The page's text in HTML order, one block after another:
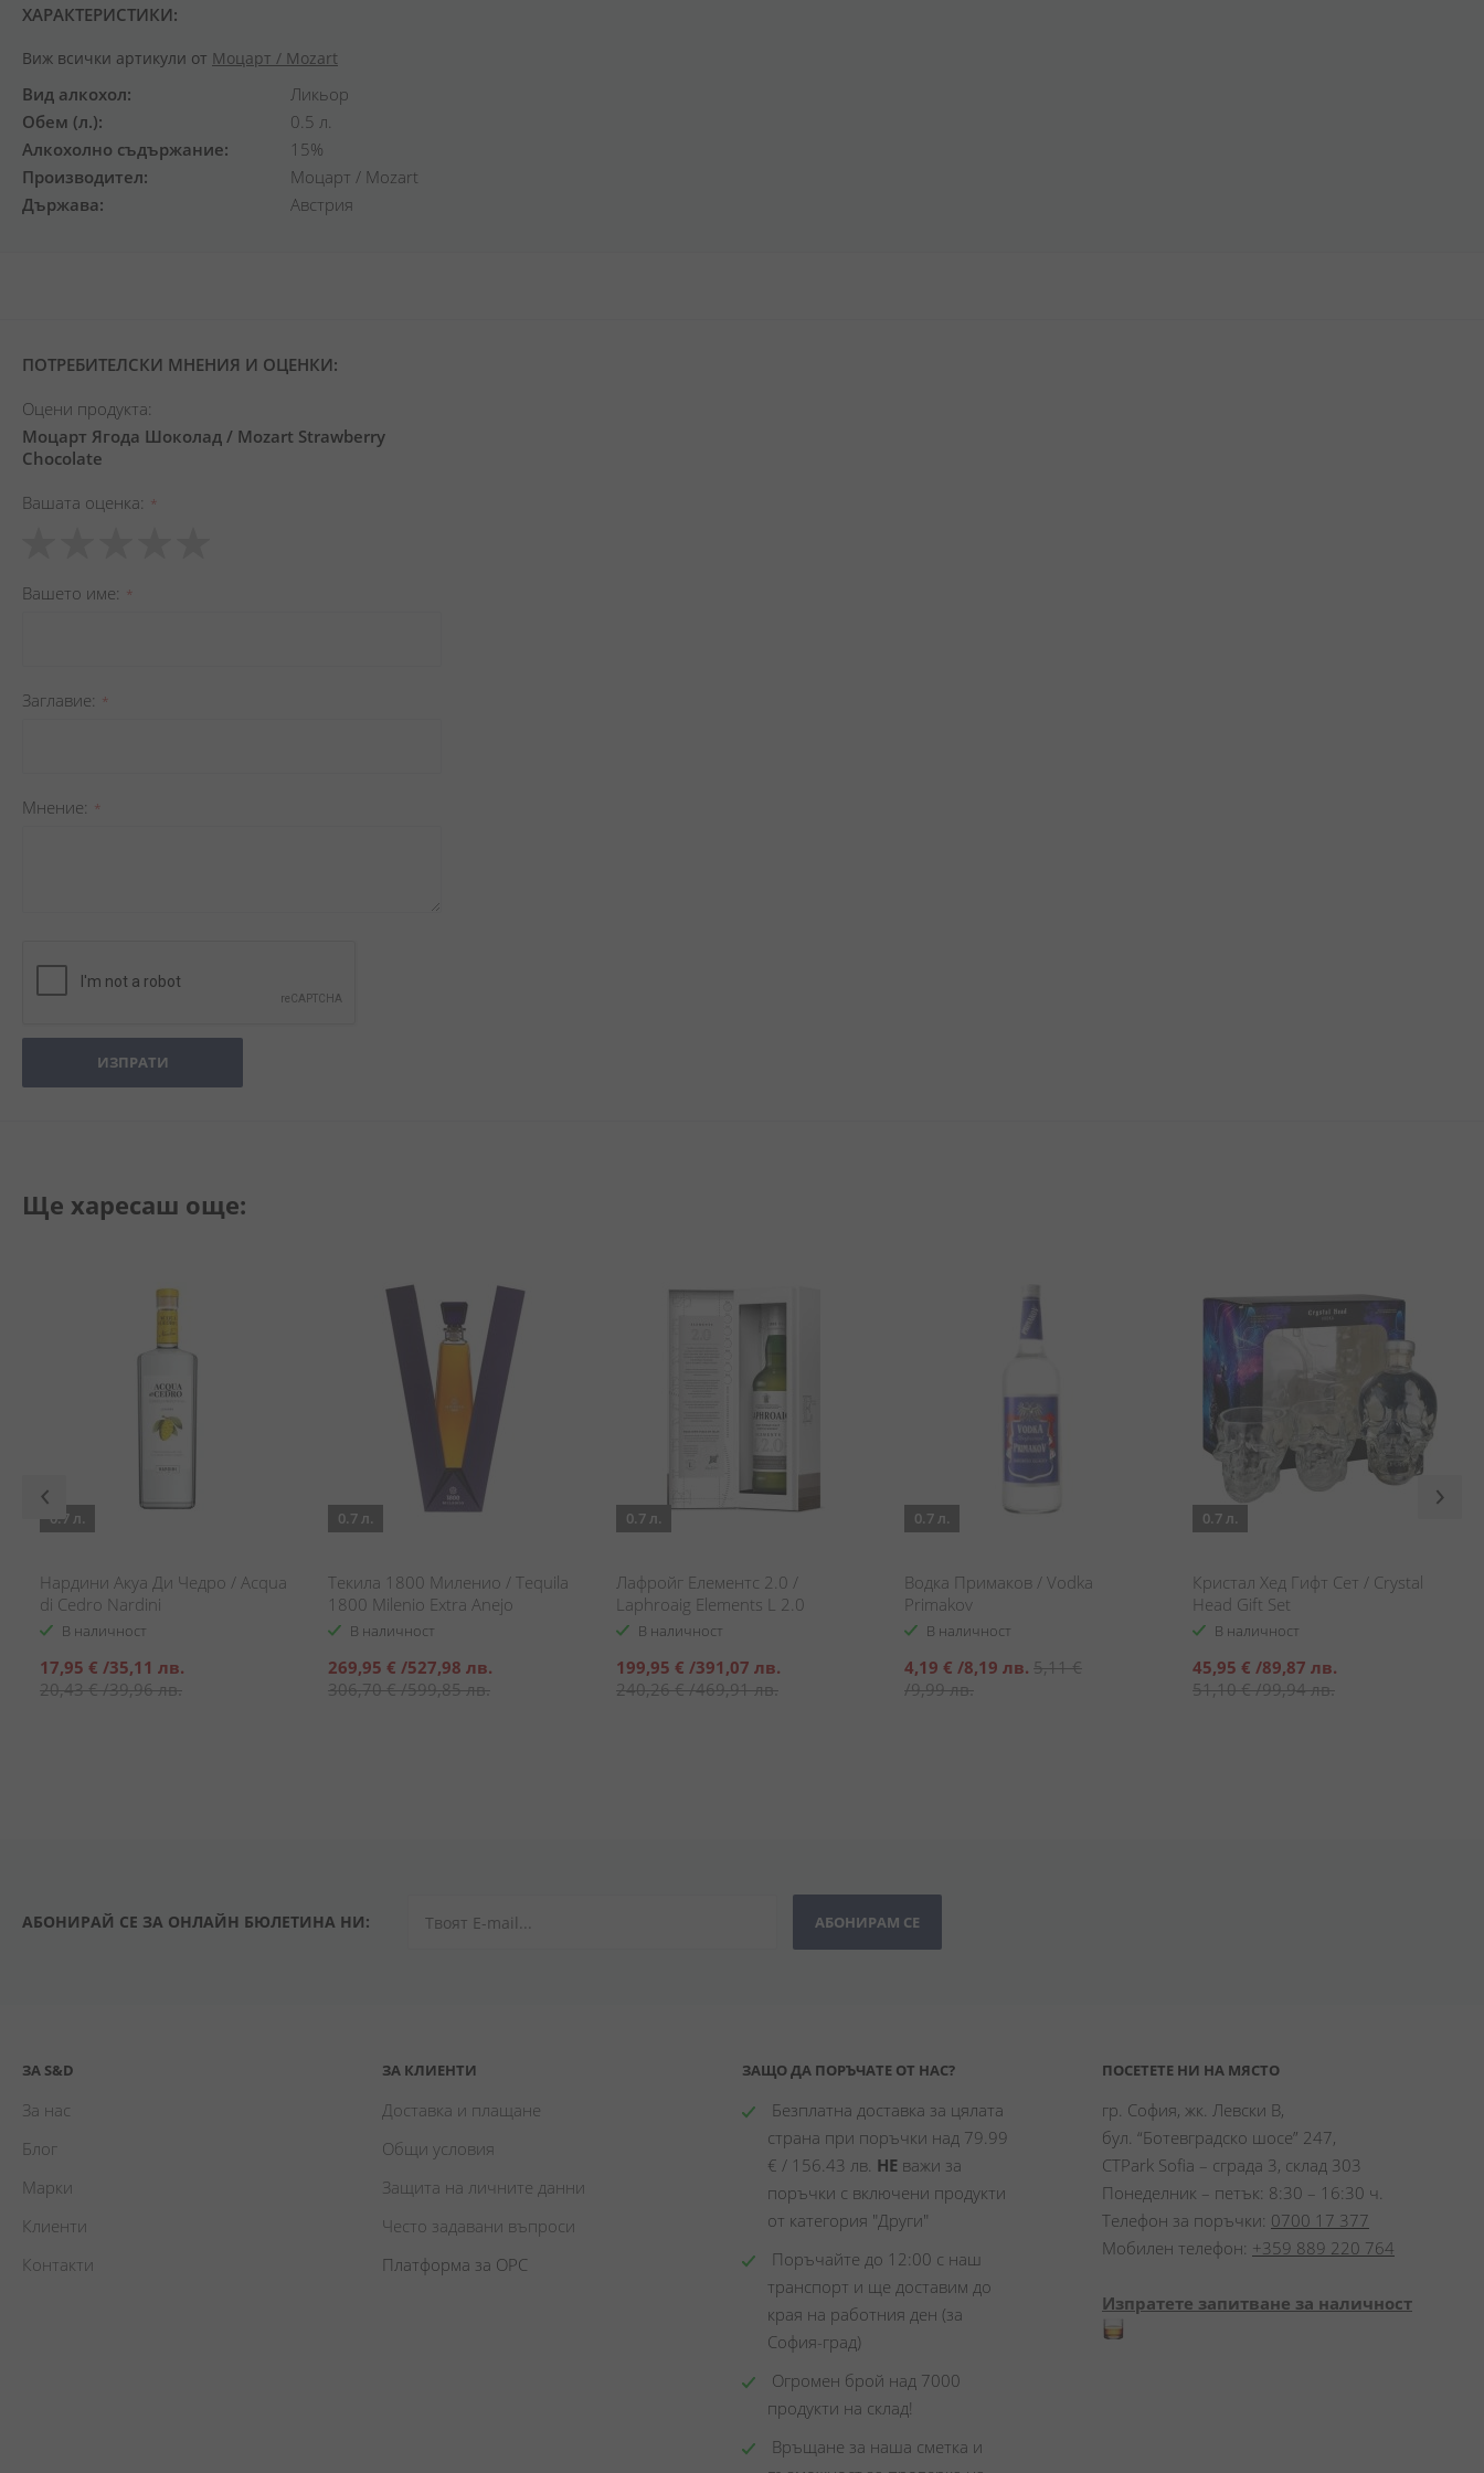
ХАРАКТЕРИСТИКИ:
Виж всички артикули от Моцарт / Mozart
Вид алкохол
Ликьор
Обем (л.)
0.5 л.
Алкохолно съдържание
15%
Производител
Моцарт / Mozart
Държава
Австрия
ПОТРЕБИТЕЛСКИ МНЕНИЯ И ОЦЕНКИ:
Оцени продукта:
Моцарт Ягода Шоколад / Mozart Strawberry
Chocolate
Вашата оценка
star
stars
stars
stars
stars
Вашето име
Заглавиe
Мнение
ИЗПРАТИ
Ще харесаш още:
0.7 л.
Нардини Акуа Ди Чедро / Acqua
di Cedro Nardini
В наличност
Специална
цена
17,95 € /35,11 лв.
20,43 €/39,96 лв.
0.7 л.
Текила 1800 Миленио / Tequila
1800 Milenio Extra Anejo
В наличност
Специална
цена
269,95 € /527,98 лв.
306,70 €/599,85 лв.
0.7 л.
Лафройг Елементс 2.0 /
Laphroaig Elements L 2.0
В наличност
Специална
цена
199,95 € /391,07 лв.
240,26 €/469,91 лв.
0.7 л.
Водка Примаков / Vodka
Primakov
В наличност
Специална
цена
4,19 € /8,19 лв. 5,11 €
/9,99 лв.
0.7 л.
Кристал Хед Гифт Сет / Crystal
Head Gift Set
В наличност
Специална
цена
45,95 € /89,87 лв.
51,10 €/99,94 лв.
АБОНИРАЙ СЕ ЗА ОНЛАЙН БЮЛЕТИНА НИ: АБОНИРАМ СЕ
ЗА S&D
За нас
Блог
Марки
Клиенти
Контакти
ЗА КЛИЕНТИ
Доставка и плащане
Общи условия
Защита на личните данни
Често задавани въпроси
Платформа за ОРС
ЗАЩО ДА ПОРЪЧАТЕ ОТ НАС?
Безплатна доставка за цялата
страна при поръчки над 79.99
€ / 156.43 лв. НЕ важи за
поръчки с включени продукти
от категория "Други"
Поръчайте до 12:00 с наш
транспорт и ще доставим до
края на работния ден (за
София-град)
Огромен брой над 7000
продукти на склад!
Връщане за наша сметка и
ПОСЕТЕТЕ НИ НА МЯСТО
гр. София, жк. Левски В,
бул. “Ботевградско шосе” 247,
CTPark Sofia – сграда 3, склад 303
Понеделник – петък: 8:30 – 16:30 ч.
Телефон за поръчки: 0700 17 377
Мобилен телефон: +359 889 220 764
Изпратете запитване за наличност